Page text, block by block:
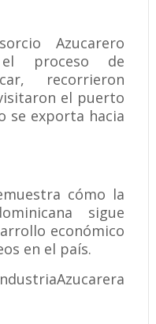
Azucarero
el proceso de
recorrieron
el puerto
se exporta hacia
cómo la
sigue
económico
en el país.